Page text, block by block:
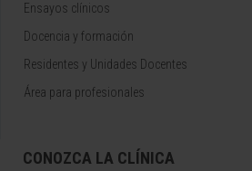
Ensayos clínicos
Docencia y formación
Residentes y Unidades Docentes
Área para profesionales
CONOZCA LA CLÍNICA